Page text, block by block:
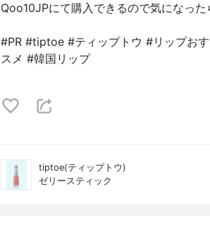
Qoo10JPにて購入できるので気になった
#PR #tiptoe #ティップトウ #リップお
スメ #韓国リップ
tiptoe(ティップトウ)
ゼリースティック